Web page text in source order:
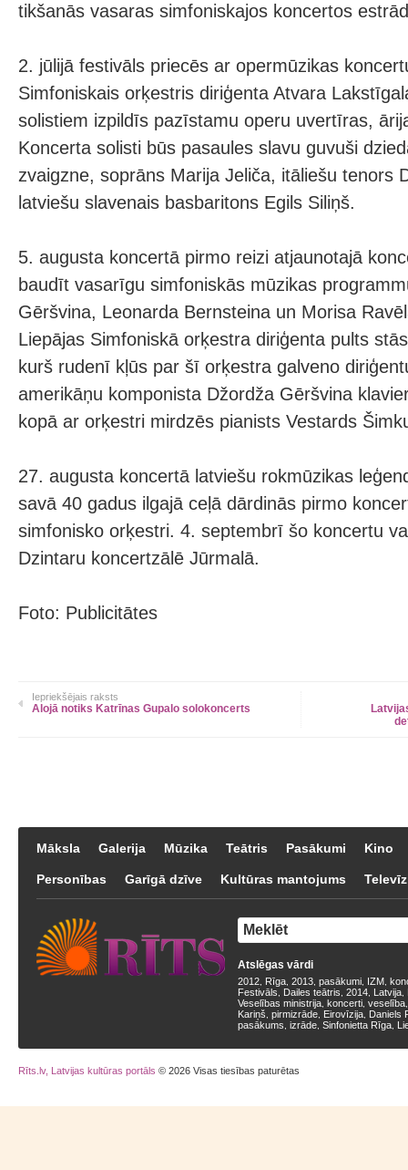
tikšanās vasaras simfoniskajos koncertos
2. jūlijā festivāls priecēs ar opermūzikas
Simfoniskais orķestris diriģenta Atvara
solistiem izpildīs pazīstamu operu uvertīras,
Koncerta solisti būs pasaules slavu guvuši
zvaigzne, soprāns Marija Jeliča, itāliešu tenors
latviešu slavenais basbaritons Egils Siliņš.
5. augusta koncertā pirmo reizi atjaunotajā
baudīt vasarīgu simfoniskās mūzikas
Gēršvina, Leonarda Bernsteina un Morisa
Liepājas Simfoniskā orķestra diriģenta pults
kurš rudenī kļūs par šī orķestra galveno
amerikāņu komponista Džordža Gēršvina
kopā ar orķestri mirdzēs pianists Vestards
27. augusta koncertā latviešu rokmūzikas
savā 40 gadus ilgajā ceļā dārdinās pirmo
simfonisko orķestri. 4. septembrī šo koncertu
Dzintaru koncertzālē Jūrmalā.
Foto: Publicitātes
Iepriekšējais raksts
Alojā notiks Katrīnas Gupalo solokoncerts
Māksla Galerija Mūzika Teātris Pasākumi Kino
Personības Garīgā dzīve Kultūras mantojums
Atslēgas vārdi
2012 Rīga 2013 pasākumi IZM
Festivāls
Dailes teātris 2014 Latvija
Veselības ministrija koncerti veselība
Kariņš pirmizrāde Eirovīzija Daniels
pasākums izrāde Sinfonietta Rīga
Rīts.lv, Latvijas kultūras portāls © 2026 Visas tiesības paturētas